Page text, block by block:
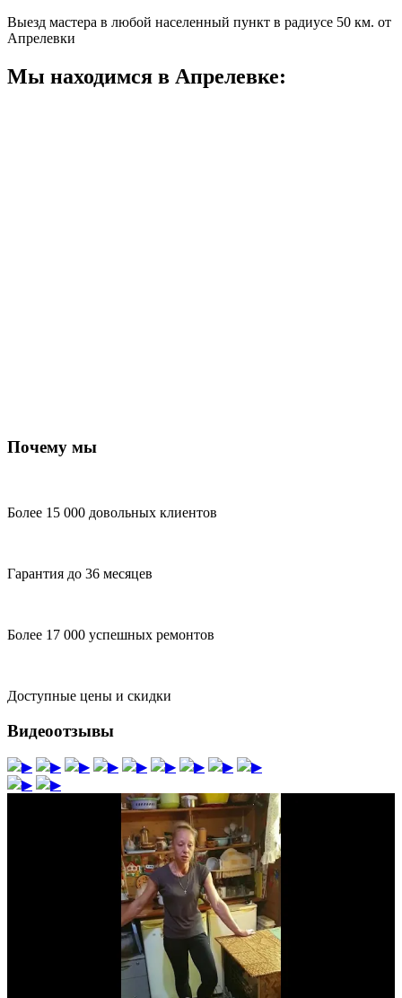
Выезд мастера в любой населенный пункт в радиусе 50 км. от
Апрелевки
Мы находимся в Апрелевке:
Почему мы
Более 15 000 довольных клиентов
Гарантия до 36 месяцев
Более 17 000 успешных ремонтов
Доступные цены и скидки
Видеоотзывы
▶ ▶ ▶ ▶ ▶ ▶ ▶ ▶
▶
▶
▶